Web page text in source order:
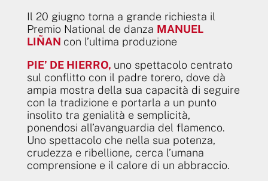
Il 20 giugno torna a grande richiesta il
Premio National de danza MANUEL
LIÑAN con l’ultima produzione
PIE’ DE HIERRO, uno spettacolo centrato
sul conflitto con il padre torero, dove dà
ampia mostra della sua capacità di seguire
con la tradizione e portarla a un punto
insolito tra genialità e semplicità,
ponendosi all’avanguardia del flamenco.
Uno spettacolo che nella sua potenza,
crudezza e ribellione, cerca l’umana
comprensione e il calore di un abbraccio.